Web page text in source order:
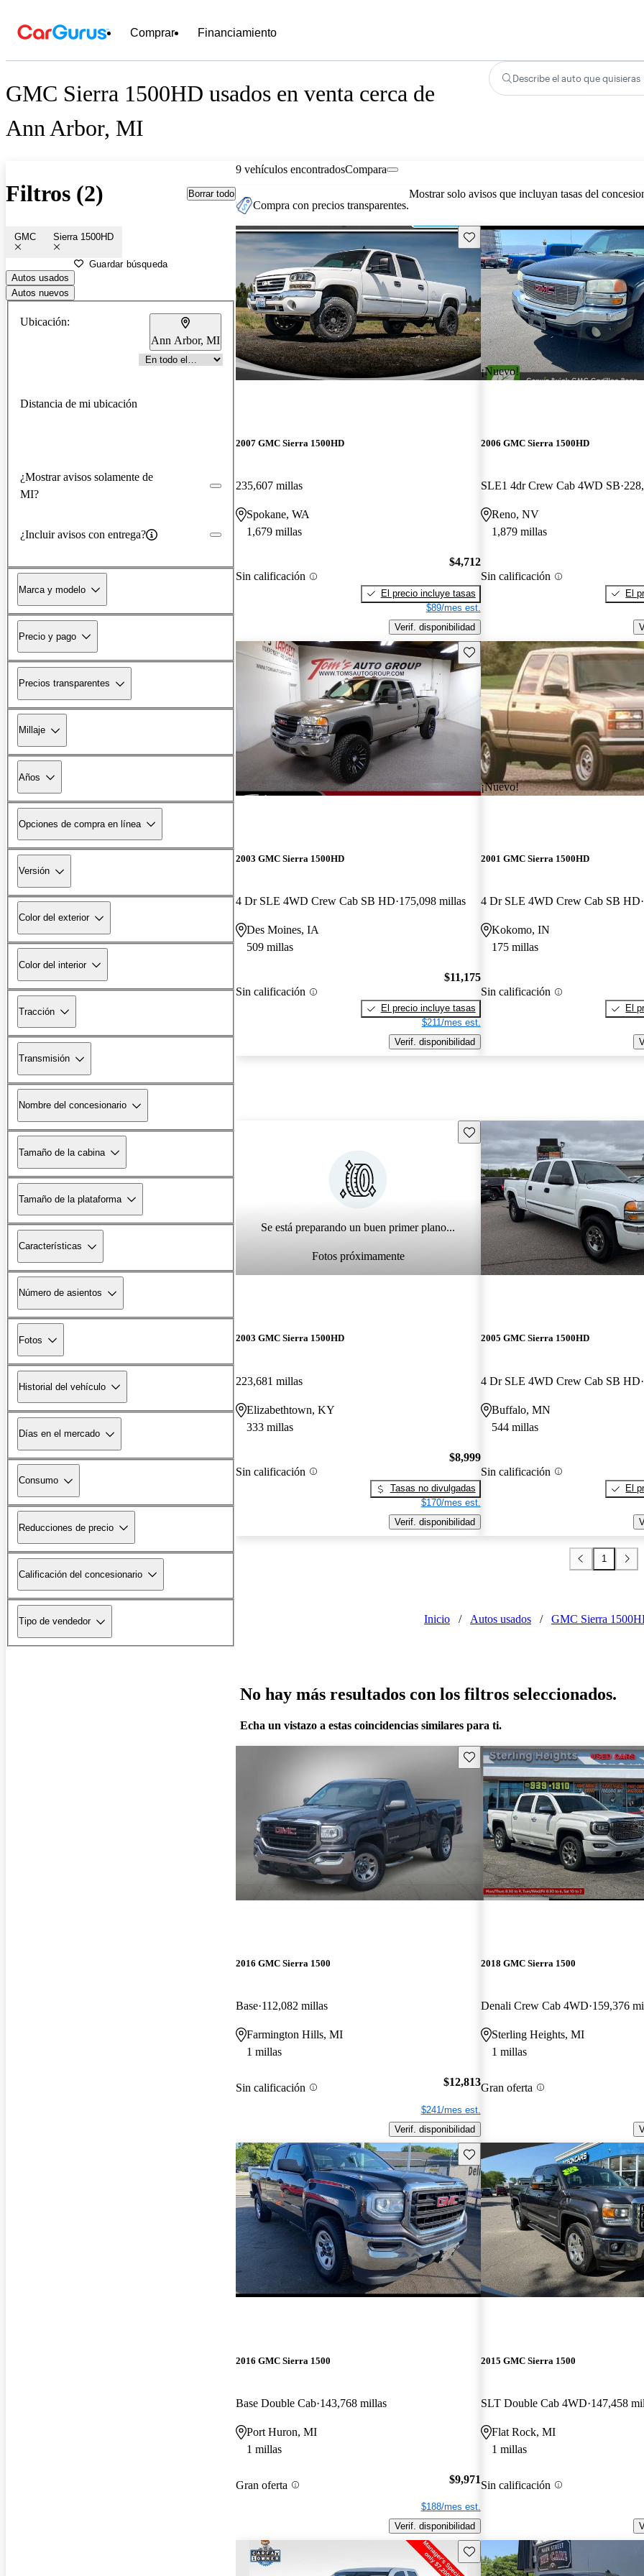
Comprar Financiamiento
GMC Sierra 1500HD usados en venta cerca de
Ann Arbor, MI
Describe el auto que quisieras
Filtros (2) Borrar todo
GMC Sierra 1500HD
Guardar búsqueda
Autos usados
Autos nuevos
Ubicación:
Ann Arbor, MI
Distancia de mi ubicación
¿Mostrar avisos solamente de
MI?
¿Incluir avisos con entrega?
Marca y modelo
Precio y pago
Precios transparentes
Millaje
Años
Opciones de compra en línea
Versión
Color del exterior
Color del interior
Tracción
Transmisión
Nombre del concesionario
Tamaño de la cabina
Tamaño de la plataforma
Características
Número de asientos
Fotos
Historial del vehículo
Días en el mercado
Consumo
Reducciones de precio
Calificación del concesionario
Tipo de vendedor
9 vehículos encontradosCompara
Compra con precios transparentes.
Mostrar solo avisos que incluyan tasas del
Guarda este Aviso
2007 GMC Sierra 1500HD
235,607 millas
Spokane, WA
1,679 millas
Sin calificación
$4,712
El precio incluye tasas
$89/mes est.
Verif. disponibilidad
¡Nuevo!
2006 GMC Sierra 1500HD
SLE1 4dr Crew Cab 4WD SB
Reno, NV
1,879 millas
Sin calificación
El
Guarda este Aviso
2003 GMC Sierra 1500HD
4 Dr SLE 4WD Crew Cab SB HD 175,098 millas
Des Moines, IA
509 millas
Sin calificación
$11,175
El precio incluye tasas
$211/mes est.
Verif. disponibilidad
¡Nuevo!
2001 GMC Sierra 1500HD
4 Dr SLE 4WD Crew Cab SB HD
Kokomo, IN
175 millas
Sin calificación
El
Se está preparando un buen primer plano...
Fotos próximamente
Guarda este Aviso
2003 GMC Sierra 1500HD
223,681 millas
Elizabethtown, KY
333 millas
Sin calificación
$8,999
Tasas no divulgadas
$170/mes est.
Verif. disponibilidad
2005 GMC Sierra 1500HD
4 Dr SLE 4WD Crew Cab SB HD
Buffalo, MN
544 millas
Sin calificación
El
1
Inicio / Autos usados / GMC Sierra
No hay más resultados con los filtros seleccionados.
Echa un vistazo a estas coincidencias similares para ti.
Guarda este Aviso
2016 GMC Sierra 1500
Base 112,082 millas
Farmington Hills, MI
1 millas
Sin calificación $12,813
$241/mes est.
Verif. disponibilidad
2018 GMC Sierra 1500
Denali Crew Cab 4WD 159,376
Sterling Heights, MI
1 millas
Gran oferta
Guarda este Aviso
2016 GMC Sierra 1500
Base Double Cab 143,768 millas
Port Huron, MI
1 millas
Gran oferta $9,971
$188/mes est.
Verif. disponibilidad
2015 GMC Sierra 1500
SLT Double Cab 4WD 147,458
Flat Rock, MI
1 millas
Sin calificación
Guarda este Aviso